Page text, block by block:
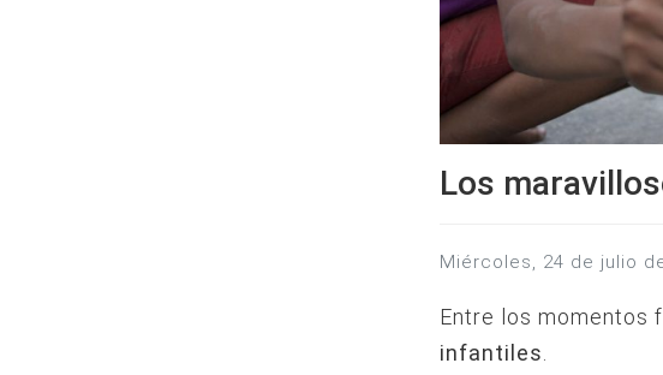
Los
miércoles, 24 de julio
Entre los momentos
infantiles